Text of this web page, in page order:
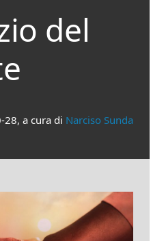
del
a cura di Narciso Sunda